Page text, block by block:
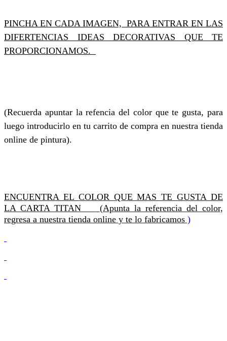
PINCHA EN CADA IMAGEN, PARA ENTRAR EN LAS
DIFERTENCIAS IDEAS DECORATIVAS QUE TE
PROPORCIONAMOS.
(Recuerda apuntar la refencia del color que te gusta, para
luego introducirlo en tu carrito de compra en nuestra tienda
online de pintura).
ENCUENTRA EL COLOR QUE MAS TE GUSTA DE
LA CARTA TITAN
(Apunta la referencia del color,
regresa a nuestra tienda online y te lo fabricamos )